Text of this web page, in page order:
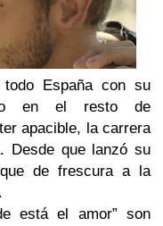
España con su
en el resto de
apacible, la carrera
Desde que lanzó su
de frescura a la
está el amor” son